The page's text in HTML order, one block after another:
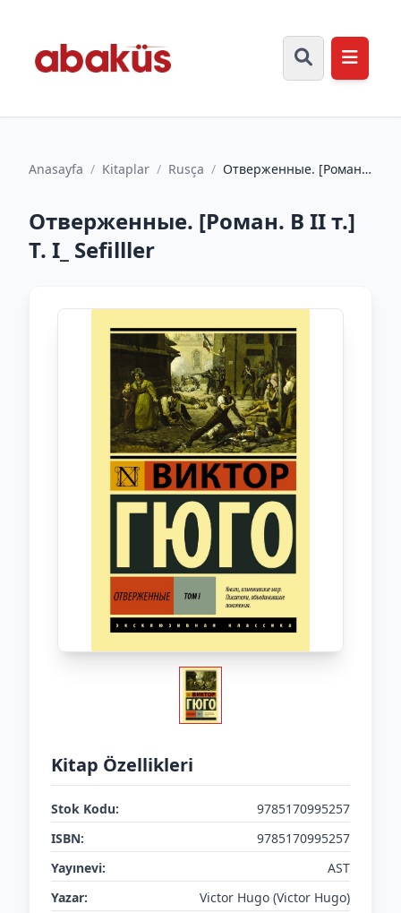
Anasayfa / Kitaplar / Rusça / Отверженные. [Роман.
Отверженные. [Роман. В II т.]
Т. I_ Sefilller
Kitap Özellikleri
Stok Kodu:
9785170995257
ISBN:
9785170995257
Yayınevi:
AST
Yazar:
Victor Hugo (Victor Hugo)